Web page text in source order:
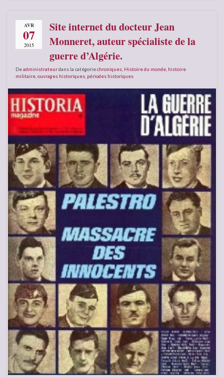
AVR
07
2015
Site internet du docteur Jean
Monneret, auteur spécialiste de la
guerre d’Algérie.
Deadministrateurdans la catégoriechroniques Histoire du monde histoire
militaire ouvrages historiques périodes historiques